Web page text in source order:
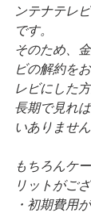
ンテナテレ
です。
そのため、
ビの解約を
レビにした方
長期で見れ
いありません
もちろんケ
・初期費用